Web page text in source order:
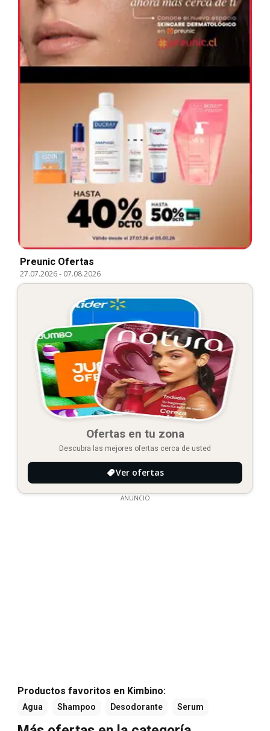
Preunic Ofertas
27.07.2026- 07.08.2026
Ofertas en tu zona
Descubra las mejores ofertas cerca de usted
Ver ofertas
ANUNCIO
Productos favoritos en Kimbino:
Agua Shampoo Desodorante Serum